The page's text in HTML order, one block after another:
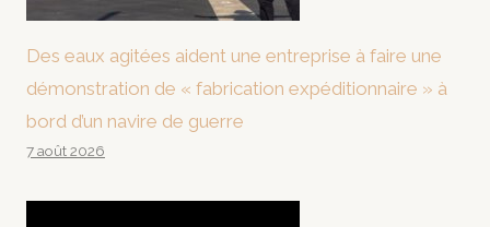
Des eaux agitées aident une entreprise à faire une
démonstration de « fabrication expéditionnaire » à
bord d’un navire de guerre
7 août 2026